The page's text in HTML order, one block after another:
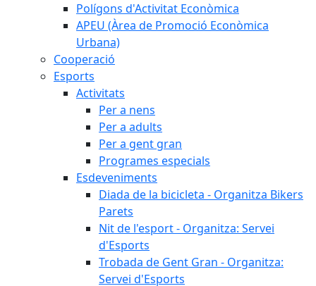
Polígons d'Activitat Econòmica
APEU (Àrea de Promoció Econòmica
Urbana)
Cooperació
Esports
Activitats
Per a nens
Per a adults
Per a gent gran
Programes especials
Esdeveniments
Diada de la bicicleta - Organitza Bikers
Parets
Nit de l'esport - Organitza: Servei
d'Esports
Trobada de Gent Gran - Organitza:
Servei d'Esports